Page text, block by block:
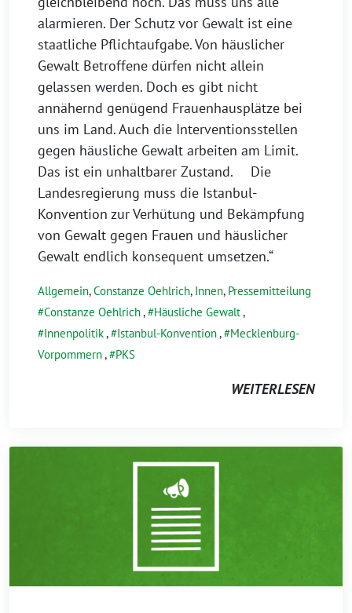
alarmieren. Der Schutz vor Gewalt ist eine
staatliche Pflichtaufgabe. Von häuslicher
Gewalt Betroffene dürfen nicht allein
gelassen werden. Doch es gibt nicht
annähernd genügend Frauenhausplätze bei
uns im Land. Auch die Interventionsstellen
gegen häusliche Gewalt arbeiten am Limit.
Das ist ein unhaltbarer Zustand. Die
Landesregierung muss die Istanbul-
Konvention zur Verhütung und Bekämpfung
von Gewalt gegen Frauen und häuslicher
Gewalt endlich konsequent umsetzen.“
Allgemein,Constanze Oehlrich, Innen, Pressemitteilung
Constanze Oehlrich, Häusliche Gewalt,
Innenpolitik, Istanbul-Konvention,
Mecklenburg-
Vorpommern, PKS
WEITERLESEN